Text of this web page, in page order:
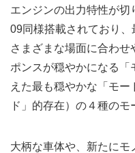
エンジンの出力特性が切
09同様搭載されており、
さまざまな場面に合わ
ポンスが穏やかになる「
えた最も穏やかな「モ
ド」的存在）の４種のモ
大柄な車体や、新たに